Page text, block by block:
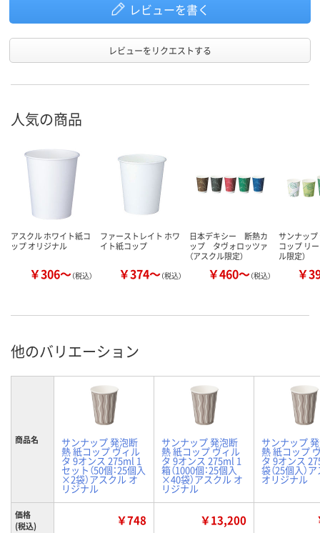
レビューを書く
レビューをリクエストする
人気の商品
アスクル ホワイト紙コ
ップ オリジナル
￥306～（税込）
ファーストレイト ホワ
イト紙コップ
￥374～（税込）
日本デキシー 断熱カ
ップ タヴォロッツァ
（アスクル限定）
￥460～（税込）
サンナッ
コップ リ
ル限定）
￥
他のバリエーション
商品名 サンナップ 発泡断
熱 紙コップ ヴィル
タ 9オンス 275ml 1
セット（50個：25個入
×2袋）アスクル オ
リジナル
サンナップ 発泡断
熱 紙コップ ヴィル
タ 9オンス 275ml 1
箱（1000個：25個入
×40袋）アスクル オ
リジナル
サンナップ
熱 紙コップ
タ 9オンス
袋（25個入）
オリジナル
価格
(税込)
￥748 ￥13,200